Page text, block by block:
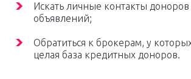
Искать личные контакты доноров
объявлений;
Обратиться к брокерам, у
целая база кредитных доноров.